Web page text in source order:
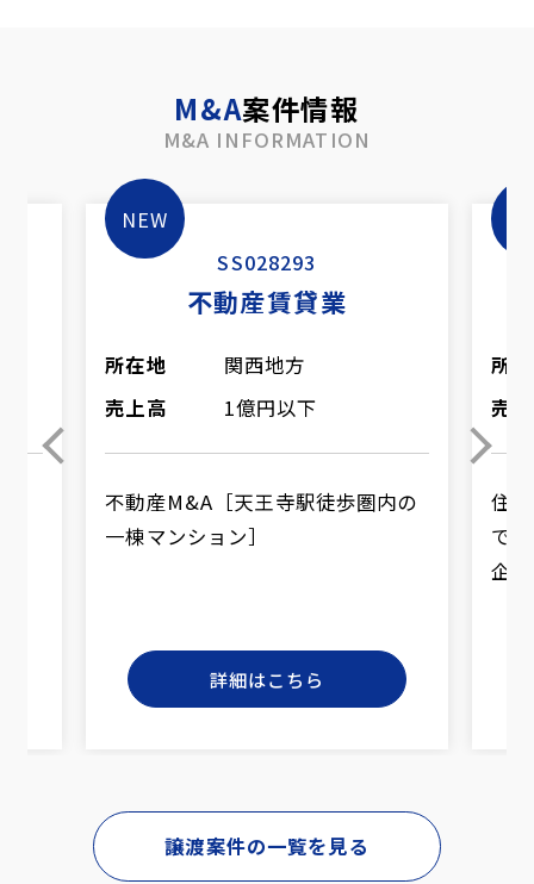
M&A案件情報
M&A INFORMATION
SS028293
不動産賃貸業
所在地
関西地方
売上高
1億円以下
不動産M&A［天王寺駅徒歩圏内の
一棟マンション］
詳細はこちら
所
売
住
で
企業
譲渡案件の一覧を見る